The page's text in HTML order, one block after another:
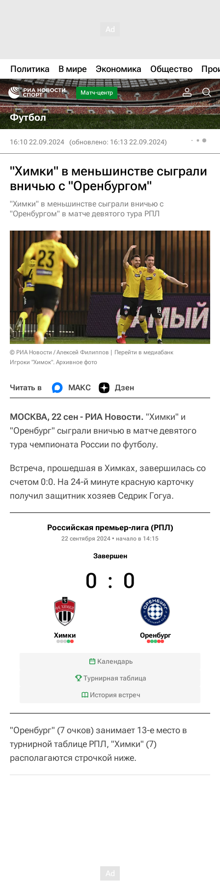
Политика В мире Экономика Общество
Матч-центр
Футбол
16:10 22.09.2024 (обновлено: 16:13 22.09.2024)
"Химки" в меньшинстве сыграли
вничью с "Оренбургом"
"Химки" в меньшинстве сыграли вничью с
"Оренбургом" в матче девятого тура РПЛ
© РИА Новости / Алексей Филиппов
Перейти в медиабанк
Игроки "Химок". Архивное фото
Читать в МАКС Дзен
МОСКВА, 22 сен - РИА Новости. "Химки" и
"Оренбург" сыграли вничью в матче девятого
тура чемпионата России по футболу.
Встреча, прошедшая в Химках, завершилась со
счетом 0:0. На 24-й минуте красную карточку
получил защитник хозяев Седрик Гогуа.
Российская премьер-лига (РПЛ)
22 сентября 2024 • начало в 14:15
Завершен
Химки
0 : 0
Оренбург
Календарь
Турнирная таблица
История встреч
"Оренбург" (7 очков) занимает 13-е место в
турнирной таблице РПЛ, "Химки" (7)
располагаются строчкой ниже.